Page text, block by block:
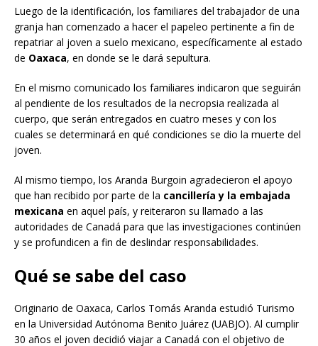
Luego de la identificación, los familiares del trabajador de una
granja han comenzado a hacer el papeleo pertinente a fin de
repatriar al joven a suelo mexicano, específicamente al estado
de Oaxaca, en donde se le dará sepultura.
En el mismo comunicado los familiares indicaron que seguirán
al pendiente de los resultados de la necropsia realizada al
cuerpo, que serán entregados en cuatro meses y con los
cuales se determinará en qué condiciones se dio la muerte del
joven.
Al mismo tiempo, los Aranda Burgoin agradecieron el apoyo
que han recibido por parte de la cancillería y la embajada
mexicana en aquel país, y reiteraron su llamado a las
autoridades de Canadá para que las investigaciones continúen
y se profundicen a fin de deslindar responsabilidades.
Qué se sabe del caso
Originario de Oaxaca, Carlos Tomás Aranda estudió Turismo
en la Universidad Autónoma Benito Juárez (UABJO). Al cumplir
30 años el joven decidió viajar a Canadá con el objetivo de